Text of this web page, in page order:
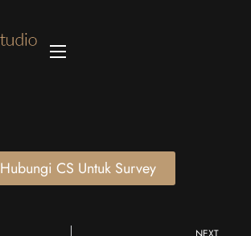
Hubungi CS Untuk Survey